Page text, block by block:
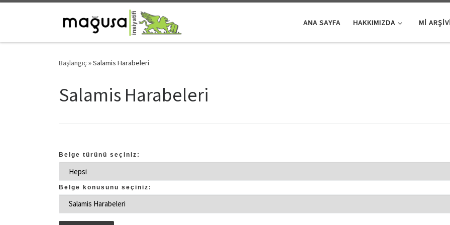
ANA SAYFA HAKKIMIZDA Mİ
Başlangıç »Salamis Harabeleri
Salamis Harabeleri
Belge türünü seçiniz:
Belge konusunu seçiniz: